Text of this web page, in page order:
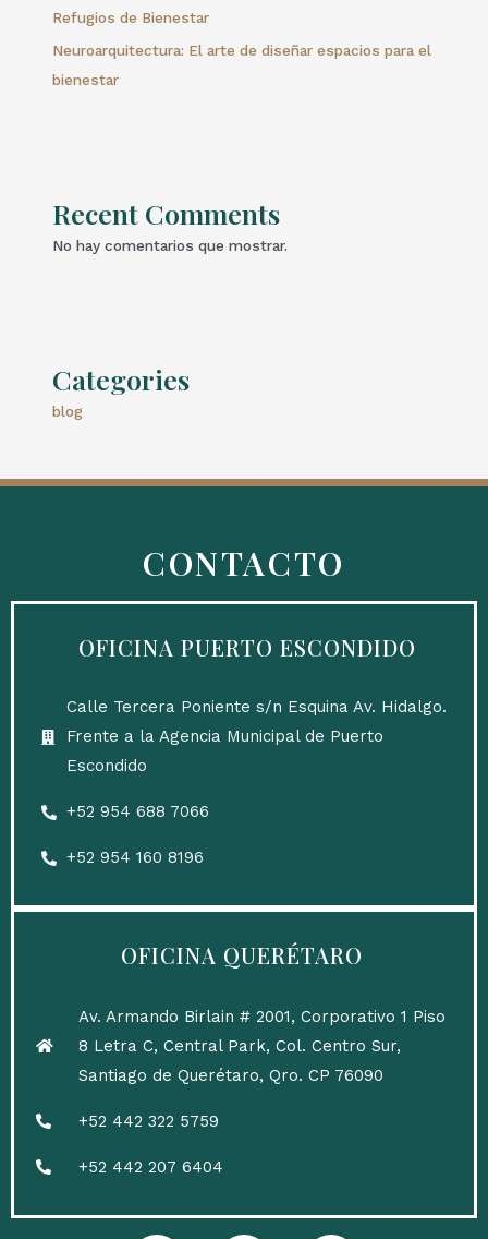
Refugios de Bienestar
Neuroarquitectura: El arte de diseñar espacios para el
bienestar
Recent Comments
No hay comentarios que mostrar.
Categories
blog
CONTACTO
OFICINA PUERTO ESCONDIDO
Calle Tercera Poniente s/n Esquina Av. Hidalgo.
Frente a la Agencia Municipal de Puerto
Escondido
‎+52 954 688 7066
+52 954 160 8196
OFICINA QUERÉTARO
Av. Armando Birlain # 2001, Corporativo 1 Piso
8 Letra C, Central Park, Col. Centro Sur,
Santiago de Querétaro, Qro. CP 76090
+52 442 322 5759
+52 442 207 6404